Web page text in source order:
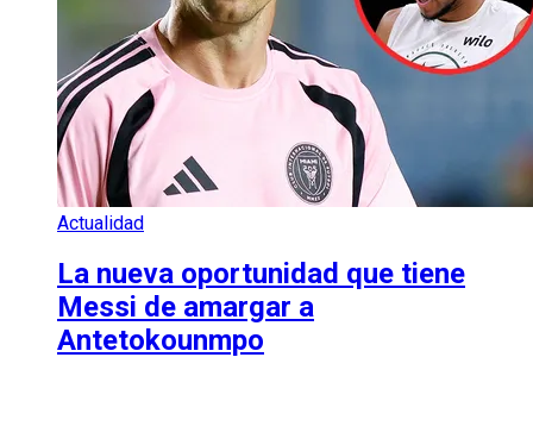
Actualidad
La nueva oportunidad que tiene
Messi de amargar a
Antetokounmpo